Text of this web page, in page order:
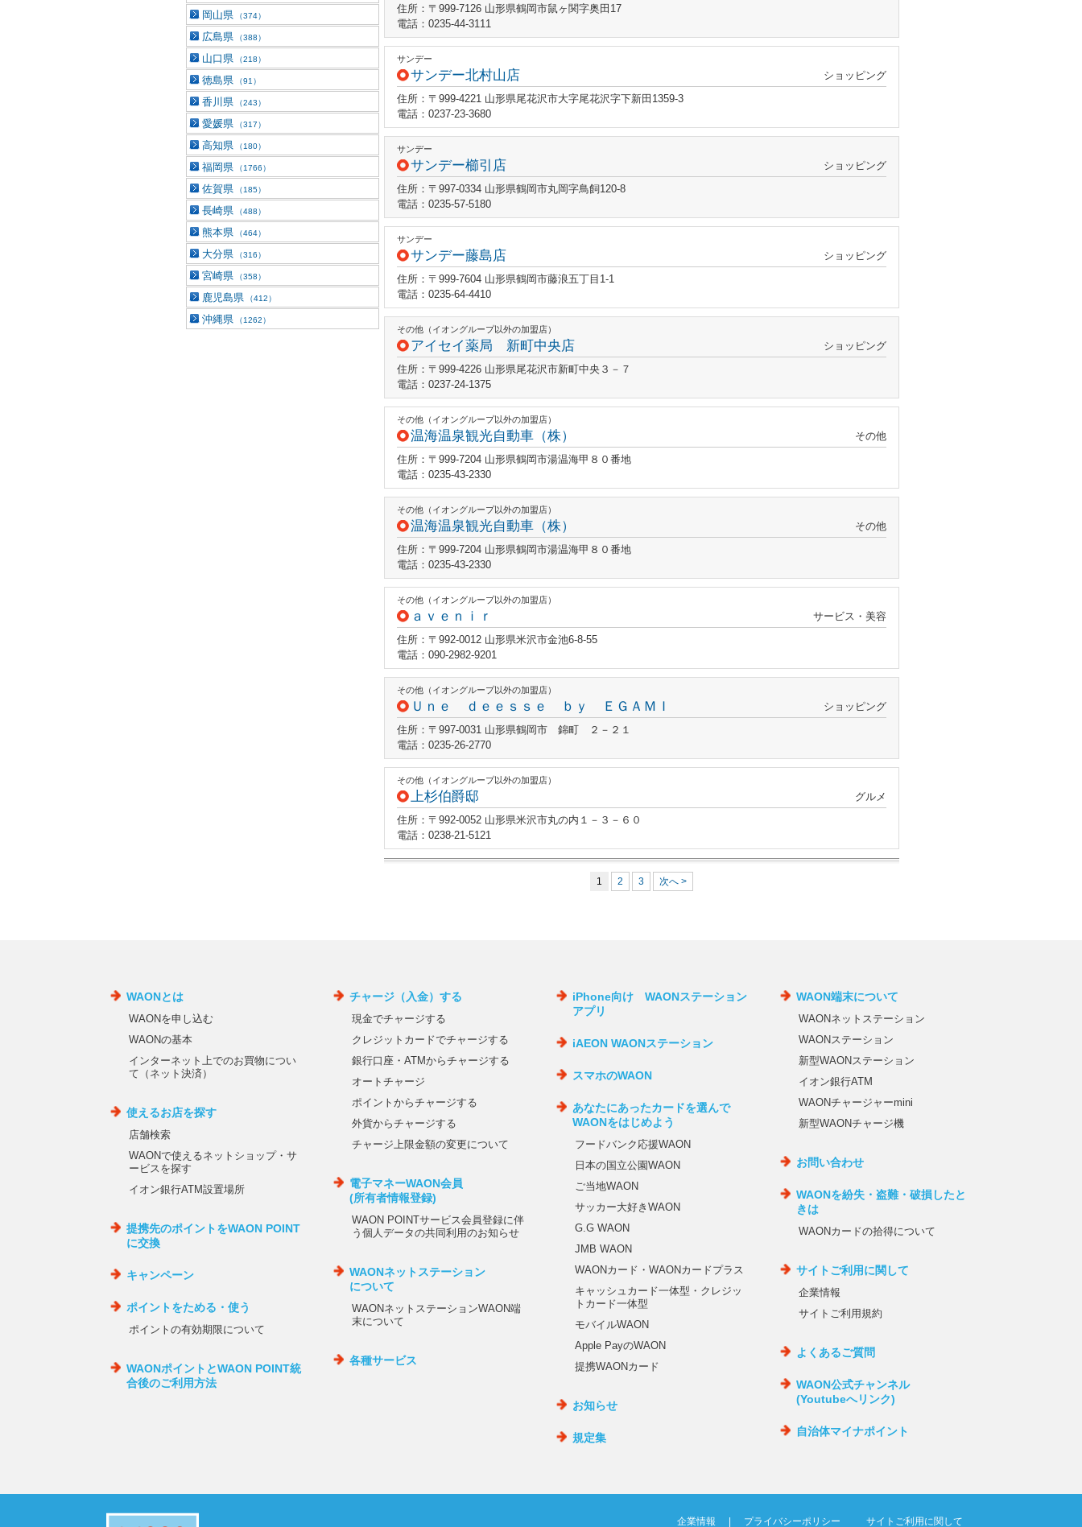
住所：〒999-7126 山形県鶴岡市鼠ヶ関字奥田17
電話：0235-44-3111
サンデー
サンデー北村山店
ショッピング
住所：〒999-4221 山形県尾花沢市大字尾花沢字下新田1359-3
電話：0237-23-3680
サンデー
サンデー櫛引店
ショッピング
住所：〒997-0334 山形県鶴岡市丸岡字鳥飼120-8
電話：0235-57-5180
サンデー
サンデー藤島店
ショッピング
住所：〒999-7604 山形県鶴岡市藤浪五丁目1-1
電話：0235-64-4410
その他（イオングループ以外の加盟店）
アイセイ薬局 新町中央店
ショッピング
住所：〒999-4226 山形県尾花沢市新町中央３－７
電話：0237-24-1375
その他（イオングループ以外の加盟店）
温海温泉観光自動車（株）
その他
住所：〒999-7204 山形県鶴岡市湯温海甲８０番地
電話：0235-43-2330
その他（イオングループ以外の加盟店）
温海温泉観光自動車（株）
その他
住所：〒999-7204 山形県鶴岡市湯温海甲８０番地
電話：0235-43-2330
その他（イオングループ以外の加盟店）
ａｖｅｎｉｒ
サービス・美容
住所：〒992-0012 山形県米沢市金池6-8-55
電話：090-2982-9201
その他（イオングループ以外の加盟店）
Ｕｎｅ ｄｅｅｓｓｅ ｂｙ ＥＧＡＭＩ
ショッピング
住所：〒997-0031 山形県鶴岡市 錦町 ２－２１
電話：0235-26-2770
その他（イオングループ以外の加盟店）
上杉伯爵邸
グルメ
住所：〒992-0052 山形県米沢市丸の内１－３－６０
電話：0238-21-5121
1 2 3 次へ >
岡山県 （374）
広島県 （388）
山口県 （218）
徳島県 （91）
香川県 （243）
愛媛県 （317）
高知県 （180）
福岡県 （1766）
佐賀県 （185）
長崎県 （488）
熊本県 （464）
大分県 （316）
宮崎県 （358）
鹿児島県 （412）
沖縄県 （1262）